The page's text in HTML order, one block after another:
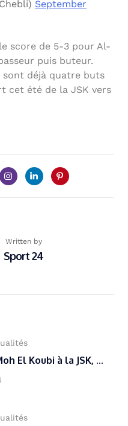
September
score de 5-3 pour Al-
puis buteur.
sont déjà quatre buts
cet été de la JSK vers
Written by
Sport 24
El Koubi à la JSK, ...